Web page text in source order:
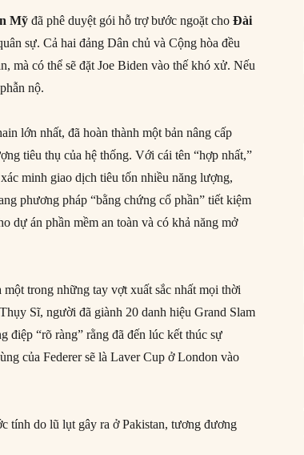
Mỹ đã phê duyệt gói hỗ trợ bước ngoặt choĐài
sự. Cả hai đảng Dân chủ và Cộng hòa đều
mà có thể sẽ đặt Joe Biden vào thế khó xử. Nếu
nộ.
lớn nhất, đã hoàn thành một bản nâng cấp
tiêu thụ của hệ thống. Với cái tên “hợp nhất,”
minh giao dịch tiêu tốn nhiều năng lượng,
phương pháp “bằng chứng cổ phần” tiết kiệm
dự án phần mềm an toàn và có khả năng mở
trong những tay vợt xuất sắc nhất mọi thời
Sĩ, người đã giành 20 danh hiệu Grand Slam
điệp “rõ ràng” rằng đã đến lúc kết thúc sự
của Federer sẽ là Laver Cup ở London vào
tính do lũ lụt gây ra ở Pakistan, tương đương